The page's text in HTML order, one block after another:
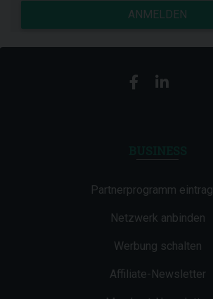
ANMELDEN
Partnerprogramm
Netzwerk anbinden
Werbung schalten
Affiliate-Newsletter